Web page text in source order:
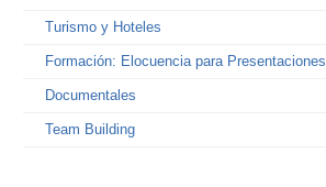
Turismo y Hoteles
Formación: Elocuencia para Presentaciones
Documentales
Team Building